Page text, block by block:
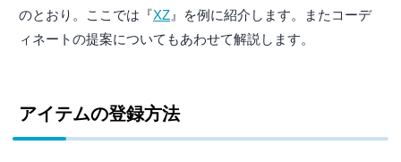
のとおり。ここでは『XZ 』を例に紹介します。またコーデ
ィネートの提案についてもあわせて解説します。
アイテムの登録方法